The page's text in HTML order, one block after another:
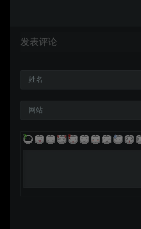
发表评论
姓名
网站